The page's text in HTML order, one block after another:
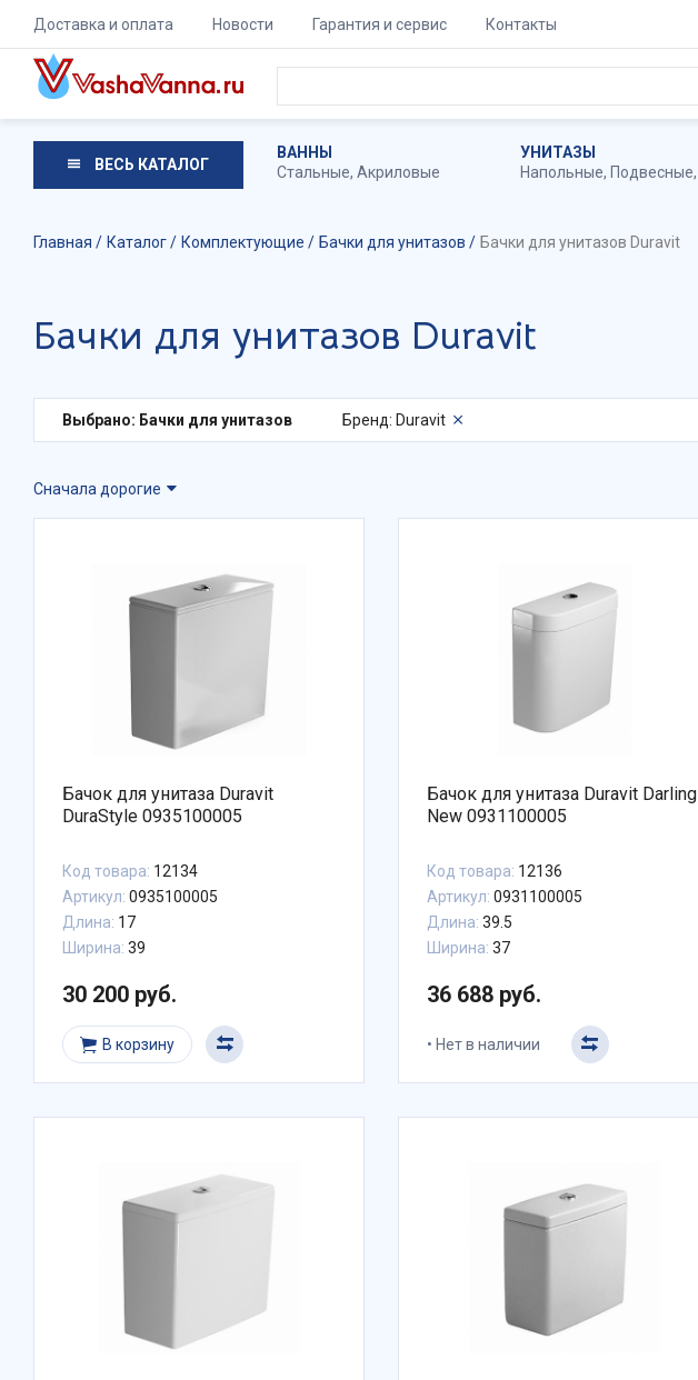
Доставка и оплата Новости Гарантия и сервис Контакты
ВЕСЬ КАТАЛОГ
ВАННЫ
Стальные, Акриловые
УНИТАЗЫ
Напольные, Подвесные,
Главная Каталог Комплектующие Бачки для унитазов Бачки для унитазов Duravit
Бачки для унитазов Duravit
Выбрано: Бачки для унитазов Бренд: Duravit
Сначала дорогие
Бачок для унитаза Duravit
DuraStyle 0935100005
Код товара: 12134
Артикул: 0935100005
Длина: 17
Ширина: 39
30 200 руб.
В корзину
Бачок для унитаза Duravit Darling
New 0931100005
Код товара: 12136
Артикул: 0931100005
Длина: 39.5
Ширина: 37
36 688 руб.
Нет в наличии